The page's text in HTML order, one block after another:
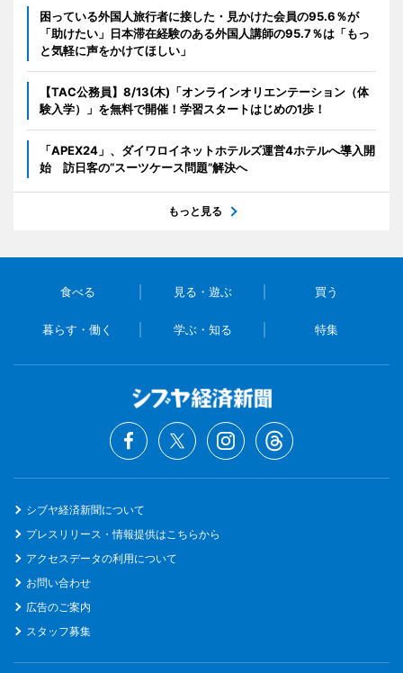
困っている外国人旅行者に接した・見かけた会員の95.6％が
「助けたい」日本滞在経験のある外国人講師の95.7％は「もっ
と気軽に声をかけてほしい」
【TAC公務員】8/13(木)「オンラインオリエンテーション（体
験入学）」を無料で開催！学習スタートはじめの1歩！
「APEX24」、ダイワロイネットホテルズ運営4ホテルへ導入開
始 訪日客の“スーツケース問題”解決へ
もっと見る
食べる 見る・遊ぶ 買う
暮らす・働く 学ぶ・知る 特集
シブヤ経済新聞について
プレスリリース・情報提供はこちらから
アクセスデータの利用について
お問い合わせ
広告のご案内
スタッフ募集